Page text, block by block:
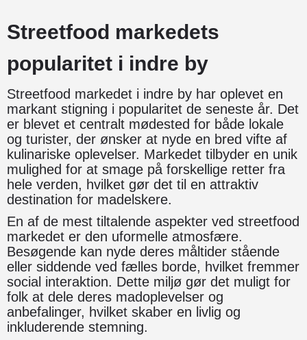
Streetfood markedets
popularitet i indre by
Streetfood markedet i indre by har oplevet en
markant stigning i popularitet de seneste år. Det
er blevet et centralt mødested for både lokale
og turister, der ønsker at nyde en bred vifte af
kulinariske oplevelser. Markedet tilbyder en unik
mulighed for at smage på forskellige retter fra
hele verden, hvilket gør det til en attraktiv
destination for madelskere.
En af de mest tiltalende aspekter ved streetfood
markedet er den uformelle atmosfære.
Besøgende kan nyde deres måltider stående
eller siddende ved fælles borde, hvilket fremmer
social interaktion. Dette miljø gør det muligt for
folk at dele deres madoplevelser og
anbefalinger, hvilket skaber en livlig og
inkluderende stemning.